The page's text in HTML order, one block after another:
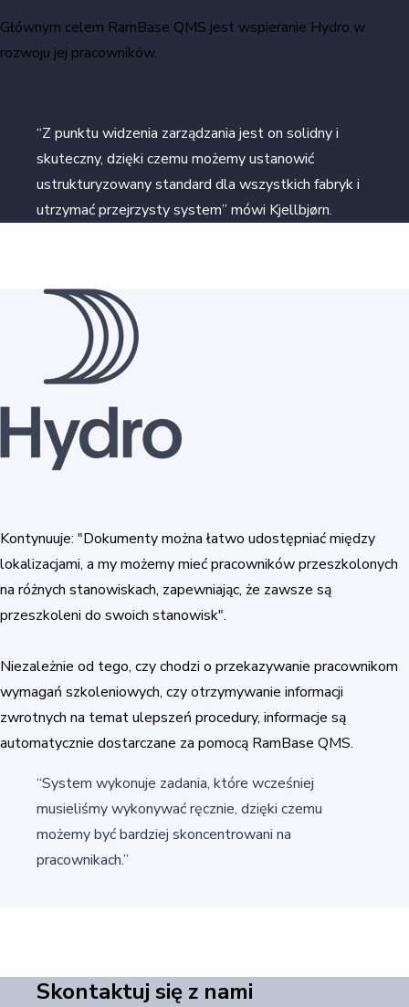
Głównym celem RamBase QMS jest wspieranie Hydro w
rozwoju jej pracowników.
“Z punktu widzenia zarządzania jest on solidny i
skuteczny, dzięki czemu możemy ustanowić
ustrukturyzowany standard dla wszystkich fabryk i
utrzymać przejrzysty system” mówi Kjellbjørn.
Kontynuuje: "Dokumenty można łatwo udostępniać między
lokalizacjami, a my możemy mieć pracowników przeszkolonych
na różnych stanowiskach, zapewniając, że zawsze są
przeszkoleni do swoich stanowisk".
Niezależnie od tego, czy chodzi o przekazywanie pracownikom
wymagań szkoleniowych, czy otrzymywanie informacji
zwrotnych na temat ulepszeń procedury, informacje są
automatycznie dostarczane za pomocą RamBase QMS.
“System wykonuje zadania, które wcześniej
musieliśmy wykonywać ręcznie, dzięki czemu
możemy być bardziej skoncentrowani na
pracownikach.”
Skontaktuj się z nami